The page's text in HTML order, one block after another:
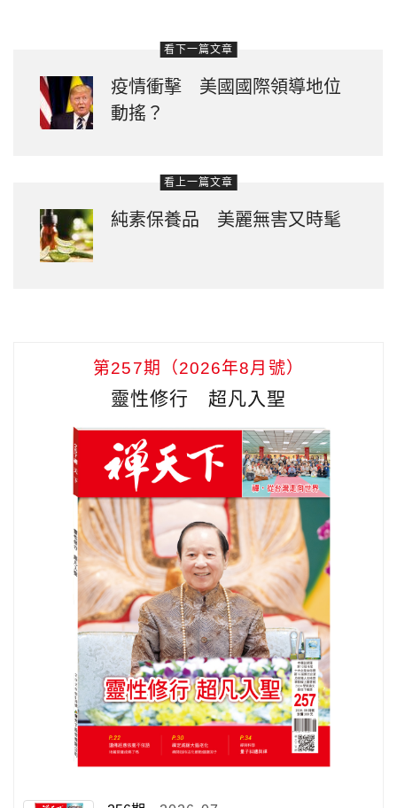
看下一篇文章
疫情衝擊 美國國際領導地位
動搖？
看上一篇文章
純素保養品 美麗無害又時髦
第257期（2026年8月號）
靈性修行 超凡入聖